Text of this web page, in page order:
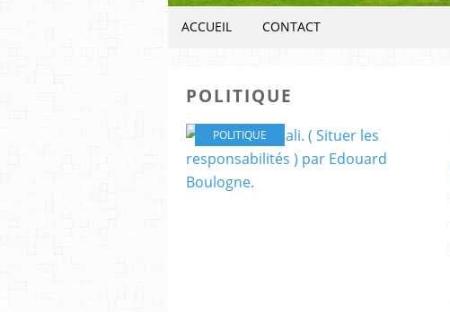
ACCUEIL CONTACT
POLITIQUE
POLITIQUE